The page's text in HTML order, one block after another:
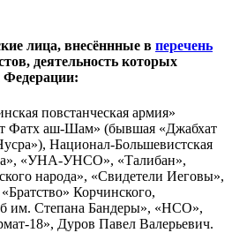
лица, внесённные в перечень
деятельность которых
Федерации:
повстанческая армия»
аш-Шам» (бывшая «Джабхат
Национал-Большевистская
«УНА-УНСО», «Талибан»,
народа», «Свидетели Иеговы»,
Корчинского,
им. Степана Бандеры», «НСО»,
18», Дуров Павел Валерьевич.